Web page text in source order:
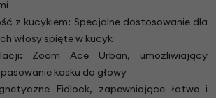
z kucykiem: Specjalne dostosowanie dla
włosy spięte w kucyk
Zoom Ace Urban, umożliwiający
kasku do głowy
Fidlock, zapewniające łatwe i